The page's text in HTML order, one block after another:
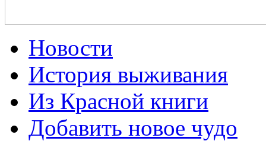
Новости
История выживания
Из Красной книги
Добавить новое чудо